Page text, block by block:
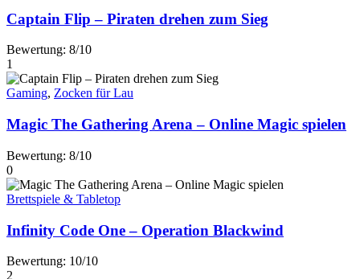
Captain Flip – Piraten drehen zum Sieg
Bewertung: 8/10
1
Gaming, Zocken für Lau
Magic The Gathering Arena – Online Magic spielen
Bewertung: 8/10
0
Brettspiele & Tabletop
Infinity Code One – Operation Blackwind
Bewertung: 10/10
2